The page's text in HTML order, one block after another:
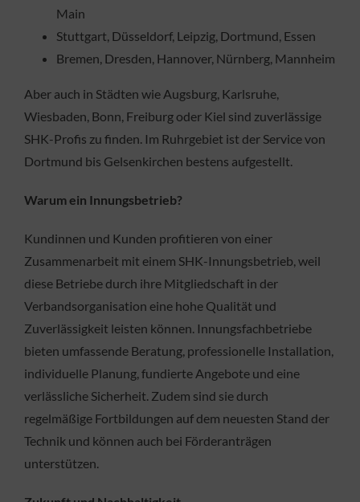
Main
Stuttgart, Düsseldorf, Leipzig, Dortmund, Essen
Bremen, Dresden, Hannover, Nürnberg, Mannheim
Aber auch in Städten wie Augsburg, Karlsruhe,
Wiesbaden, Bonn, Freiburg oder Kiel sind zuverlässige
SHK-Profis zu finden. Im Ruhrgebiet ist der Service von
Dortmund bis Gelsenkirchen bestens aufgestellt.
Warum ein Innungsbetrieb?
Kundinnen und Kunden profitieren von einer
Zusammenarbeit mit einem SHK-Innungsbetrieb, weil
diese Betriebe durch ihre Mitgliedschaft in der
Verbandsorganisation eine hohe Qualität und
Zuverlässigkeit leisten können. Innungsfachbetriebe
bieten umfassende Beratung, professionelle Installation,
individuelle Planung, fundierte Angebote und eine
verlässliche Sicherheit. Zudem sind sie durch
regelmäßige Fortbildungen auf dem neuesten Stand der
Technik und können auch bei Förderanträgen
unterstützen.